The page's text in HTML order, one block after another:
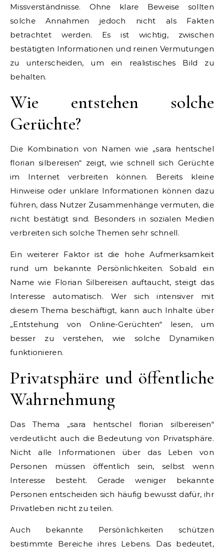
Missverständnisse. Ohne klare Beweise sollten
solche Annahmen jedoch nicht als Fakten
betrachtet werden. Es ist wichtig, zwischen
bestätigten Informationen und reinen Vermutungen
zu unterscheiden, um ein realistisches Bild zu
behalten.
Wie entstehen solche
Gerüchte?
Die Kombination von Namen wie „sara hentschel
florian silbereisen“ zeigt, wie schnell sich Gerüchte
im Internet verbreiten können. Bereits kleine
Hinweise oder unklare Informationen können dazu
führen, dass Nutzer Zusammenhänge vermuten, die
nicht bestätigt sind. Besonders in sozialen Medien
verbreiten sich solche Themen sehr schnell.
Ein weiterer Faktor ist die hohe Aufmerksamkeit
rund um bekannte Persönlichkeiten. Sobald ein
Name wie Florian Silbereisen auftaucht, steigt das
Interesse automatisch. Wer sich intensiver mit
diesem Thema beschäftigt, kann auch Inhalte über
„Entstehung von Online-Gerüchten“ lesen, um
besser zu verstehen, wie solche Dynamiken
funktionieren.
Privatsphäre und öffentliche
Wahrnehmung
Das Thema „sara hentschel florian silbereisen“
verdeutlicht auch die Bedeutung von Privatsphäre.
Nicht alle Informationen über das Leben von
Personen müssen öffentlich sein, selbst wenn
Interesse besteht. Gerade weniger bekannte
Personen entscheiden sich häufig bewusst dafür, ihr
Privatleben nicht zu teilen.
Auch bekannte Persönlichkeiten schützen
bestimmte Bereiche ihres Lebens. Das bedeutet,